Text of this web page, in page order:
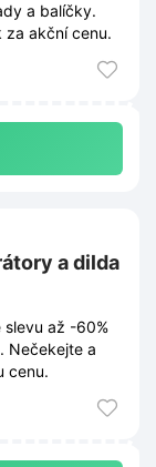
a balíčky.
za akční cenu.
a dilda
slevu až -60%
Nečekejte a
cenu.